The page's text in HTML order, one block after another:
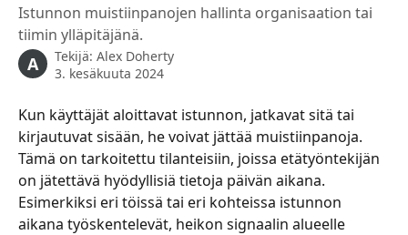
Istunnon muistiinpanojen hallinta organisaation tai
tiimin ylläpitäjänä.
A Tekijä: Alex Doherty
3. kesäkuuta 2024
Kun käyttäjät aloittavat istunnon, jatkavat sitä tai
kirjautuvat sisään, he voivat jättää muistiinpanoja.
Tämä on tarkoitettu tilanteisiin, joissa etätyöntekijän
on jätettävä hyödyllisiä tietoja päivän aikana.
Esimerkiksi eri töissä tai eri kohteissa istunnon
aikana työskentelevät, heikon signaalin alueelle